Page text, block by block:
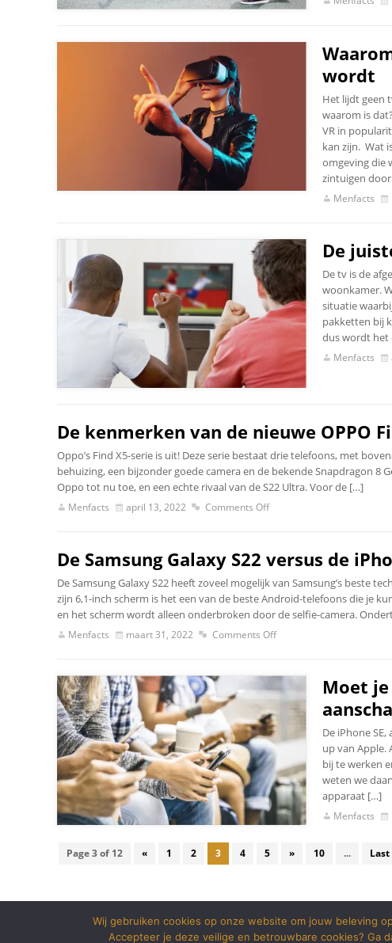
wordt
Het lijdt geen
waarom is
VR in
kan zijn. Wat
omgeving die
zintuigen
Menfacts
De
De tv is de
woonkamer.
situatie
pakketten bij
dus wordt het
Menfacts
De kenmerken van de nieuwe OPPO
Oppo’s Find X5-serie is uit! Deze serie bestaat drie telefoons, met
behuizing, een bijzonder goede camera en de bekende Snapdragon 8
Oppo tot nu toe, en een echte rivaal van de S22 Ultra. Voor de […]
Menfacts april 13, 2022 Comments Off
De Samsung Galaxy S22 versus de
De Samsung Galaxy S22 heeft zoveel mogelijk van Samsung’s beste
zijn 6,1-inch scherm is het een van de beste Android-telefoons die je
en het scherm wordt alleen onderbroken door de selfie-camera.
Menfacts maart 31, 2022 Comments Off
Moet je
De iPhone
up van Apple.
bij te werken
weten we
apparaat […]
Menfacts
Page 3 of 12 « 1 2 3 4 5 » 10 ... Last
Wij gebruiken cookies op onze website om jouw beleving
Accepteer je deze veilige en betrouwbare cookies? Ga